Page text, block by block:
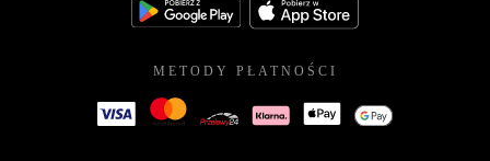
METODY PŁATNOŚCI